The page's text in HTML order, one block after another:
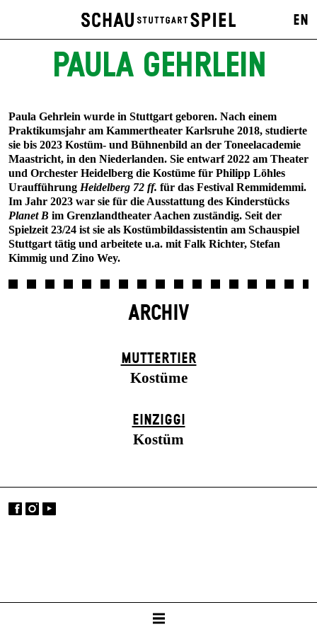
EN
PAULA GEHRLEIN
Paula Gehrlein wurde in Stuttgart geboren. Nach einem
Praktikumsjahr am Kammertheater Karlsruhe 2018, studierte
sie bis 2023 Kostüm- und Bühnenbild an der Toneelacademie
Maastricht, in den Niederlanden. Sie entwarf 2022 am Theater
und Orchester Heidelberg die Kostüme für Philipp Löhles
Uraufführung Heidelberg 72 ff. für das Festival Remmidemmi.
Im Jahr 2023 war sie für die Ausstattung des Kinderstücks
Planet B im Grenzlandtheater Aachen zuständig. Seit der
Spielzeit 23/24 ist sie als Kostümbildassistentin am Schauspiel
Stuttgart tätig und arbeitete u.a. mit Falk Richter, Stefan
Kimmig und Zino Wey.
ARCHIV
MUTTER­TIER
Kostüme
EINZIGGI
Kostüm